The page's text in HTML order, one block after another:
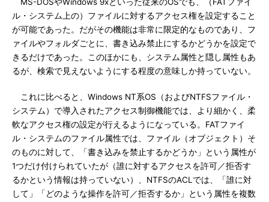
ル・システム上の）ファイルに対するアクセス権を設定すること
が可能であった。だがその機能は非常に限定的なものであり、フ
ァイルやフォルダごとに、書き込み禁止にするかどうかを設定で
きるだけであった。このほかにも、システム属性と隠し属性もあ
るが、検索で見えないようにする程度の意味しか持っていない。
これに比べると、Windows NT系OS（およびNTFSファイル・
システム）で導入されたアクセス制御機能では、より細かく、柔
軟なアクセス権の設定が行えるようになっている。FATファイ
ル・システムのファイル属性では、ファイル（オブジェクト）そ
のものに対して、「書き込みを禁止するかどうか」という属性が
1つだけ付けられていたが（誰に対するアクセスを許可／拒否す
るかという情報は持っていない）、NTFSのACLでは、「誰に対
して」「どのような操作を許可／拒否するか」という属性を複数